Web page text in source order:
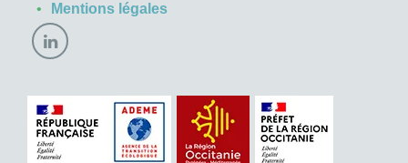
Mentions légales